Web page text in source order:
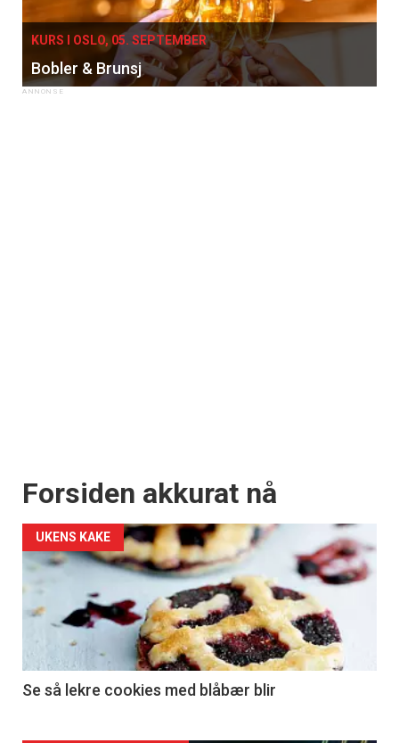
KURS I OSLO, 05. SEPTEMBER
Bobler & Brunsj
Forsiden akkurat nå
UKENS KAKE
Se så lekre cookies med blåbær blir